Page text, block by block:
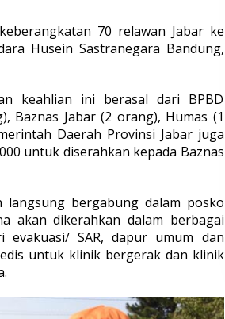
70 relawan Jabar ke
Husein Sastranegara Bandung,
keahlian ini berasal dari BPBD
Baznas Jabar (2 orang), Humas (1
Daerah Provinsi Jabar juga
untuk diserahkan kepada Baznas
langsung bergabung dalam posko
akan dikerahkan dalam berbagai
evakuasi/ SAR, dapur umum dan
untuk klinik bergerak dan klinik